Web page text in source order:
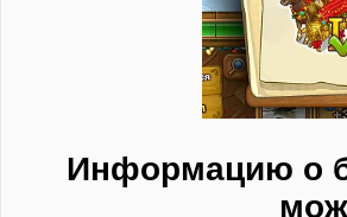
Информацию о